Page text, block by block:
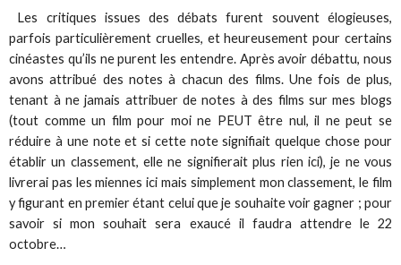
Les critiques issues des débats furent souvent élogieuses,
parfois particulièrement cruelles, et heureusement pour certains
cinéastes qu’ils ne purent les entendre. Après avoir débattu, nous
avons attribué des notes à chacun des films. Une fois de plus,
tenant à ne jamais attribuer de notes à des films sur mes blogs
(tout comme un film pour moi ne PEUT être nul, il ne peut se
réduire à une note et si cette note signifiait quelque chose pour
établir un classement, elle ne signifierait plus rien ici), je ne vous
livrerai pas les miennes ici mais simplement mon classement, le film
y figurant en premier étant celui que je souhaite voir gagner ; pour
savoir si mon souhait sera exaucé il faudra attendre le 22
octobre…